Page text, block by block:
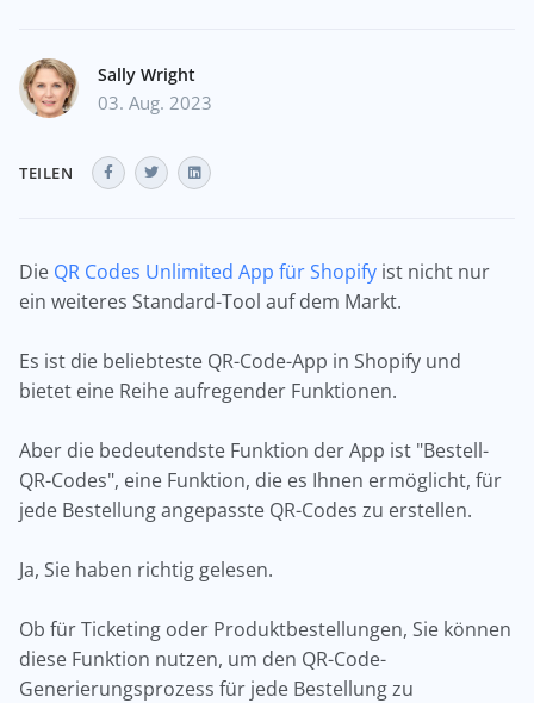
Sally Wright
03. Aug. 2023
TEILEN
Die QR Codes Unlimited App für Shopify ist nicht nur
ein weiteres Standard-Tool auf dem Markt.
Es ist die beliebteste QR-Code-App in Shopify und
bietet eine Reihe aufregender Funktionen.
Aber die bedeutendste Funktion der App ist "Bestell-
QR-Codes", eine Funktion, die es Ihnen ermöglicht, für
jede Bestellung angepasste QR-Codes zu erstellen.
Ja, Sie haben richtig gelesen.
Ob für Ticketing oder Produktbestellungen, Sie können
diese Funktion nutzen, um den QR-Code-
Generierungsprozess für jede Bestellung zu